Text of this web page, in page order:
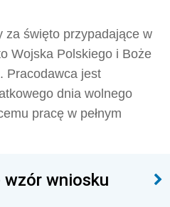
za święto przypadające w
Wojska Polskiego i Boże
Pracodawca jest
dnia wolnego
pracę w pełnym
wniosku